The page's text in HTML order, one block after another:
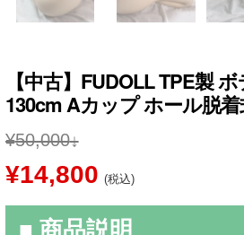
【中古】FUDOLL TPE製
130cm Aカップ ホール脱着
¥50,000
元
の
¥14,800現
在
(税込)
■ 商品説明